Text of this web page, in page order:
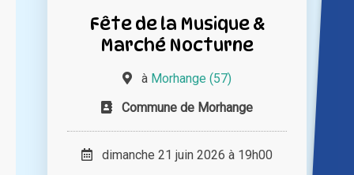
Fête de la Musique &
Marché Nocturne
à Morhange (57)
Commune de Morhange
dimanche 21 juin 2026 à 19h00